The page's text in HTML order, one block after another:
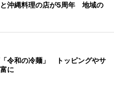
沖縄料理の店が5周年 地域の
令和の冷麺」 トッピングやサ
に